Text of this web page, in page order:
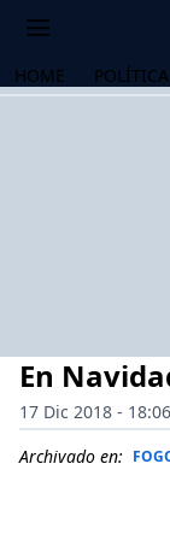
HOME POLÍTICA
En
17 Dic 2018 -
Archivado en: